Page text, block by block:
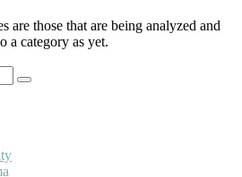
are those that are being analyzed and
a category as yet.